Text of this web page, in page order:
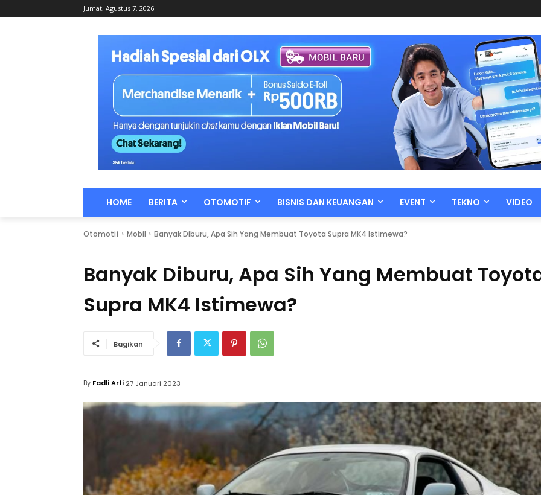
Jumat, Agustus 7, 2026
HOME BERITA OTOMOTIF BISNIS DAN KEUANGAN EVENT TEKNO VIDEO
Otomotif Mobil Banyak Diburu, Apa Sih Yang Membuat Toyota Supra MK4 Istimewa?
Banyak Diburu, Apa Sih Yang Membuat
Supra MK4 Istimewa?
Bagikan
By Fadli Arfi 27 Januari 2023